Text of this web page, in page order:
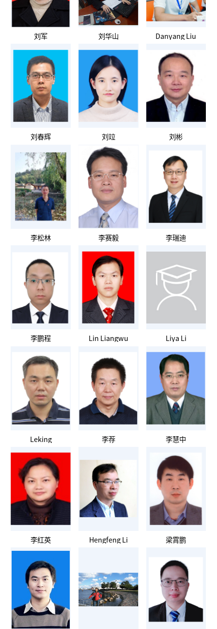
刘军 刘华山 Danyang Liu
刘春辉 刘竝 刘彬
李松林 李赛毅 李瑞迪
李鹏程 Lin Liangwu Liya Li
Leking 李荐 李慧中
李红英 Hengfeng Li 梁霄鹏